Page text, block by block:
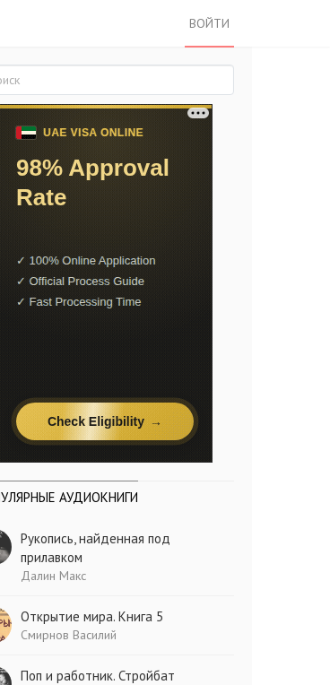
ВОЙТИ
АУДИОКНИГИ
Рукопись, найденная под
прилавком
Далин Макс
Открытие мира. Книга 5
Смирнов Василий
Поп и работник. Стройбат